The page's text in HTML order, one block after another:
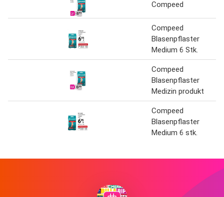
Compeed
Compeed
Blasenpflaster
Medium 6 Stk.
Compeed
Blasenpflaster
Medizin produkt
Compeed
Blasenpflaster
Medium 6 stk.